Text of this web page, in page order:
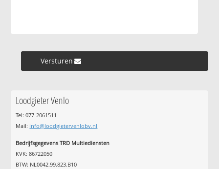
Versturen »
Loodgieter Venlo
Tel: 077-2061511
Mail: info@loodgietervenlobv.nl
Bedrijfsgegevens TRD Multiediensten
KVK: 86722050
BTW: NL0042.99.823.B10